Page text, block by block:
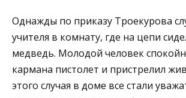
Однажды по приказу Троекурова
учителя в комнату, где на цепи
медведь. Молодой человек
кармана пистолет и пристрелил
этого случая в доме все стали